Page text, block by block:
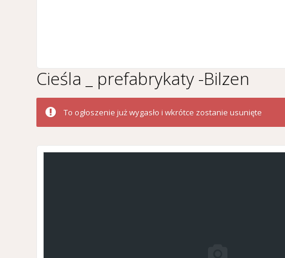
Cieśla _ prefabrykaty -Bilzen
To ogłoszenie już wygasło i wkrótce zostanie usunięte